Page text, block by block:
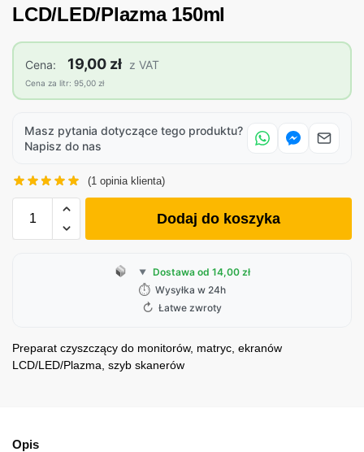
LCD/LED/Plazma 150ml
Cena: 19,00 zł z VAT
Cena za litr: 95,00 zł
Masz pytania dotyczące tego produktu?
Napisz do nas
(1 opinia klienta)
Dodaj do koszyka
▼ Dostawa od 14,00 zł
⏱ Wysyłka w 24h
↻ Łatwe zwroty
Preparat czyszczący do monitorów, matryc, ekranów
LCD/LED/Plazma, szyb skanerów
Opis